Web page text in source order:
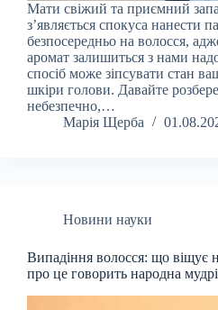
Мати свіжий та приємний
з’являється спокуса нанести
безпосередньо на волосся,
аромат залишиться з нами
спосіб може зіпсувати стан
шкіри голови. Давайте
небезпечно,…
Марія Щерба
Новини науки
Випадіння волосся: що віщує
про це говорить народна